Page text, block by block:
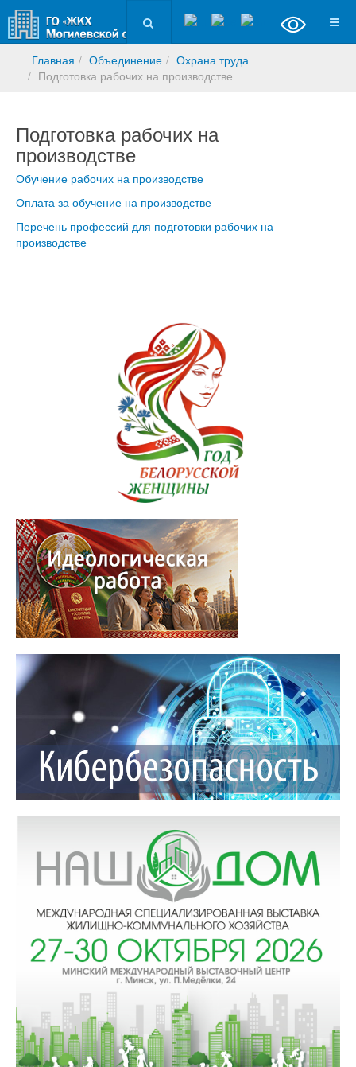
Главная Объединение
Охрана труда
Подготовка рабочих на производстве
Подготовка рабочих на
производстве
Обучение рабочих на производстве
Оплата за обучение на производстве
Перечень профессий для подготовки рабочих на
производстве